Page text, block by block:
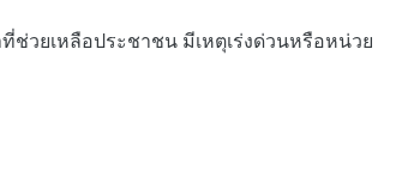
ยเหลือประชาชน มีเหตุเร่งด่วนหรือหน่วย